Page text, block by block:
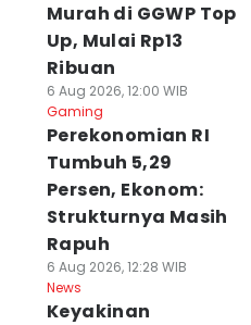
Murah di GGWP Top
Up, Mulai Rp13
Ribuan
6 Aug 2026, 12:00 WIB
Gaming
Perekonomian RI
Tumbuh 5,29
Persen, Ekonom:
Strukturnya Masih
Rapuh
6 Aug 2026, 12:28 WIB
News
Keyakinan